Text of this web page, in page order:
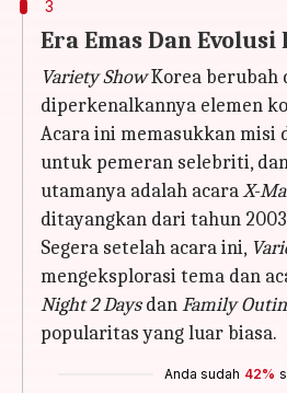
3
Era Emas Dan Evolusi
Variety ShowKorea berubah
diperkenalkannya elemen
Acara ini memasukkan misi
untuk pemeran selebriti,
utamanya adalah acaraX-
ditayangkan dari tahun
Segera setelah acara ini,
mengeksplorasi tema dan
Night 2 DaysdanFamily
popularitas yang luar biasa.
Anda sudah 42%